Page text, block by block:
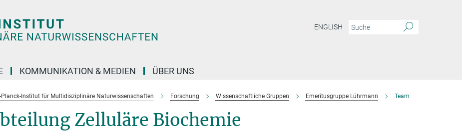
ENGLISH
KOMMUNIKATION & MEDIEN ÜBER UNS
Planck-Institut für Multidisziplinäre Naturwissenschaften Forschung Wissenschaftliche Gruppen Emeritusgruppe Lührmann Team
Zelluläre Biochemie